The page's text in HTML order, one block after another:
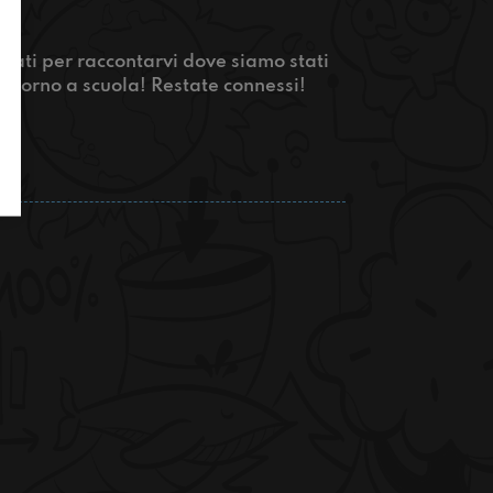
per raccontarvi dove siamo stati
a scuola! Restate connessi!